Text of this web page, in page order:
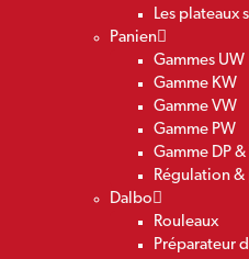
Les plateaux
Panien
Gammes UW
Gamme KW
Gamme VW
Gamme PW
Gamme DP &
Régulation &
Dalbo
Rouleaux
Préparateur